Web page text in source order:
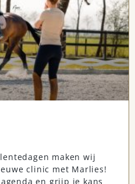
maken wij
clinic met Marlies!
en grijp je kans